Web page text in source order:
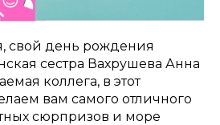
свой день рождения
сестра Вахрушева Анна
коллега, в этот
вам самого отличного
сюрпризов и море